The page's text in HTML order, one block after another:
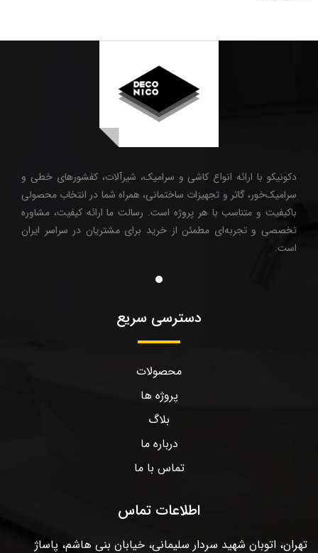
دکونیکو با ارائه انواع کاشی و سرامیک، شیرآلات، کفشورهای خطی و
سرامیک‌خور، گاتر و تجهیزات ساختمانی، همراه شما در انتخاب محصولی
باکیفیت و متناسب با هر پروژه است. رسالت ما ارائه کیفیت، مشاوره
تخصصی و تجربه‌ای مطمئن از خرید برای مشتریان در سراسر ایران
است.
دسترسی سریع
محصولات
پروژه ها
بلاگ
درباره ما
تماس با ما
اطلاعات تماس
تهران، اتوبان شهید سردار سلیمانی، خیابان بنی هاشم، پاساژ